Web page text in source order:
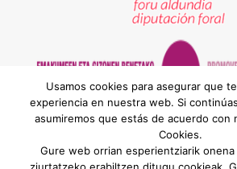
® MEATZALDEKO
Hiribidea, 10 - Behea.
Usamos cookies para asegurar que
experiencia en nuestra web. Si
asumiremos que estás de acuerdo con
Cookies.
Gure web orrian esperientziarik